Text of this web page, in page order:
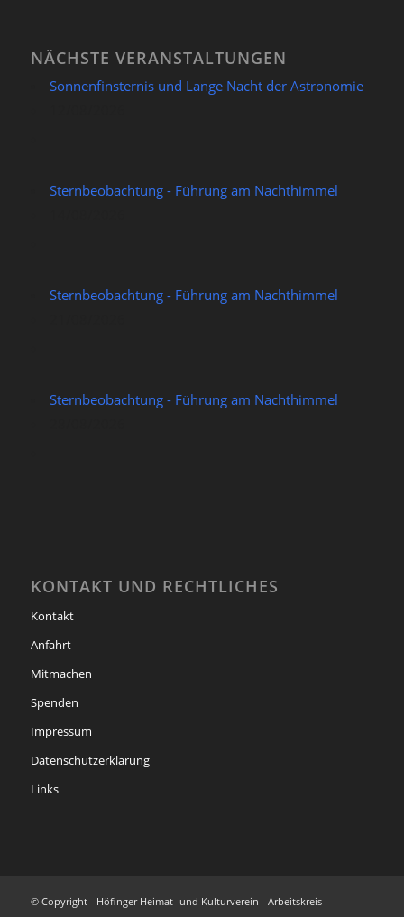
NÄCHSTE VERANSTALTUNGEN
Sonnenfinsternis und Lange Nacht der Astronomie
Sternbeobachtung - Führung am Nachthimmel
Sternbeobachtung - Führung am Nachthimmel
Sternbeobachtung - Führung am Nachthimmel
KONTAKT UND RECHTLICHES
Kontakt
Anfahrt
Mitmachen
Spenden
Impressum
Datenschutzerklärung
Links
© Copyright - Höfinger Heimat- und Kulturverein - Arbeitskreis